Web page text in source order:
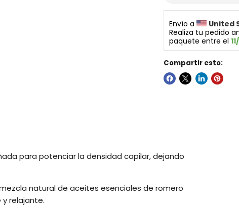
Envío a
United
Realiza tu pedido
paquete entre el
Compartir esto:
para potenciar la densidad capilar, dejando
natural de aceites esenciales de romero
relajante.